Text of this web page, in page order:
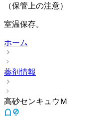
（保管上の注意）
室温保存。
ホーム
薬剤情報
高砂センキュウＭ